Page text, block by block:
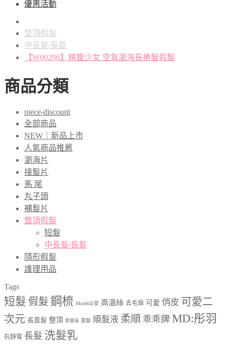
優惠活動
整頂假髮
中長髮/長髮
【W00296】精靈少女 空氣瀏海長捲髮假髮
商品分類
piece-discount
全部商品
NEW｜新品上市
人氣商品推薦
瀏海片
接髮片
馬 尾
丸子頭
補髮片
整頂假髮
短髮
中長髮/長髮
隱形假髮
護理用品
Tags
短髮 假髮 鋼梳 Model以安 高溫絲 去毛燥 可愛 俏皮 可愛二
次元 長直髮 整頂 齊瀏海 直髮 順髮液 柔順 乖乖牌 MD:彤羽
抗靜電 長髮 洗髮乳